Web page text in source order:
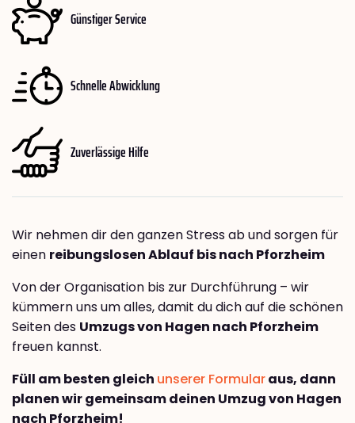
Günstiger Service
Schnelle Abwicklung
Zuverlässige Hilfe
Wir nehmen dir den ganzen Stress ab und sorgen für
einen reibungslosen Ablauf bis nach Pforzheim
Von der Organisation bis zur Durchführung – wir
kümmern uns um alles, damit du dich auf die schönen
Seiten des Umzugs von Hagen nach Pforzheim
freuen kannst.
Füll am besten gleich unserer Formularaus, dann
planen wir gemeinsam deinen Umzug von Hagen
nach Pforzheim!